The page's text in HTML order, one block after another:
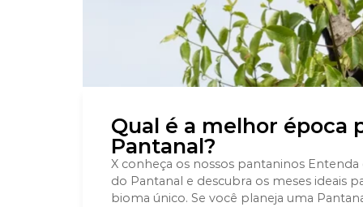
Qual é a melhor época
Pantanal?
X conheça os nossos pantaninos
do Pantanal e descubra os meses ideais
bioma único. Se você planeja uma